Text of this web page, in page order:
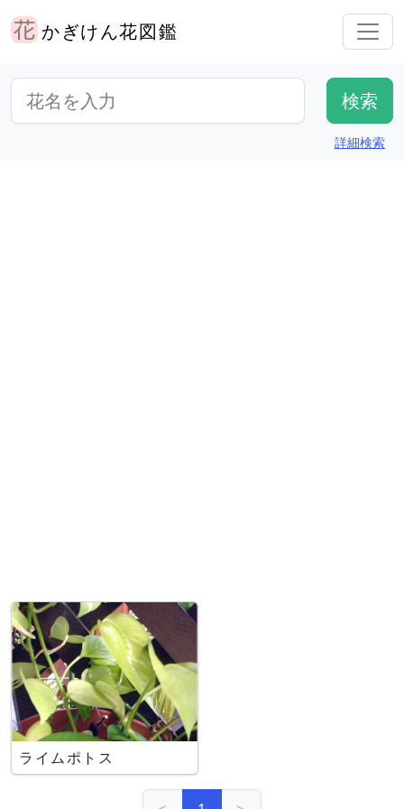
かぎけん花図鑑
詳細検索
ライムポトス